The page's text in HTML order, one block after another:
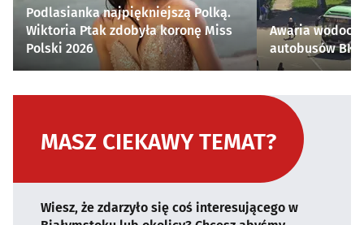
Podlasianka najpiękniejszą Polką.
Wiktoria Ptak zdobyła koronę Miss
Polski 2026
Awaria
autobusów
MASZ CIEKAWY TEMAT?
Wiesz, że zdarzyło się coś interesującego w